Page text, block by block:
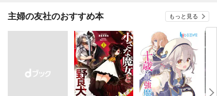
主婦の友社のおすすめ本 もっと見る